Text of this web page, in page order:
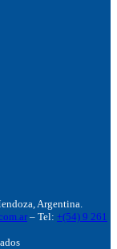
Argentina.
– Tel: +(54) 9 261